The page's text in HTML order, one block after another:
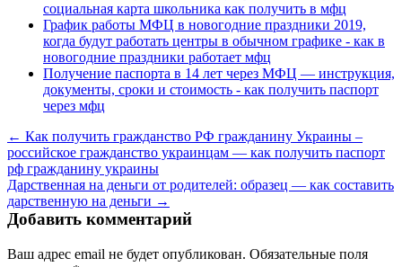
социальная карта школьника как получить в мфц
График работы МФЦ в новогодние праздники 2019,
когда будут работать центры в обычном графике - как в
новогодние праздники работает мфц
Получение паспорта в 14 лет через МФЦ — инструкция,
документы, сроки и стоимость - как получить паспорт
через мфц
← Как получить гражданство РФ гражданину Украины –
российское гражданство украинцам — как получить паспорт
рф гражданину украины
Дарственная на деньги от родителей: образец — как составить
дарственную на деньги →
Добавить комментарий
Ваш адрес email не будет опубликован. Обязательные поля